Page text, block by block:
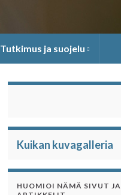
Tutkimus ja suojelu
Kuikan kuvagalleria
HUOMIOI NÄMÄ SIVUT JA